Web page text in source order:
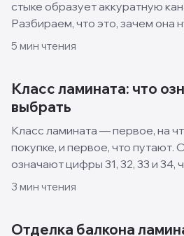
стыке образует аккуратную
Разбираем, что это, зачем она
виды и когда лучше взять
5 мин чтения
Класс ламината: что
выбрать
Класс ламината — первое, на
покупке, и первое, что путают.
означают цифры 31, 32, 33 и 34,
отличаются и какой выбрать для
3 мин чтения
Отделка балкона